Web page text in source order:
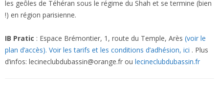
les geôles de Téhéran sous le régime du Shah et se termine (bien
!) en région parisienne.
IB Pratic : Espace Brémontier, 1, route du Temple, Arès (voir le
plan d’accès). Voir les tarifs et les conditions d’adhésion, ici . Plus
d’infos: lecineclubdubassin@orange.fr ou lecineclubdubassin.fr